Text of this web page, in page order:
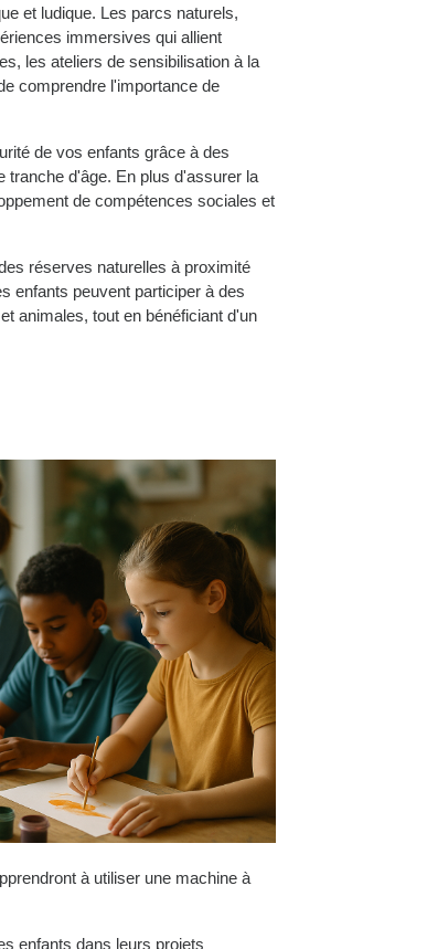
et ludique. Les parcs naturels,
immersives qui allient
les ateliers de sensibilisation à la
comprendre l'importance de
de vos enfants grâce à des
tranche d'âge. En plus d'assurer la
de compétences sociales et
réserves naturelles à proximité
enfants peuvent participer à des
animales, tout en bénéficiant d'un
à utiliser une machine à
enfants dans leurs projets